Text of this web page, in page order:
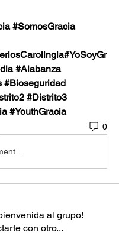
#SomosGracia
#Alabanza
#Bioseguridad
#Distrito3
#YouthGracia
0
al grupo!
con otro...